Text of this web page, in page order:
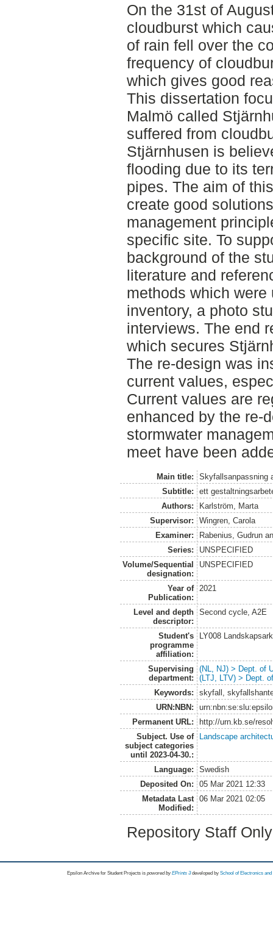
On the 31st of
cloudburst which
of rain fell over the
frequency of
which gives good
This dissertation
Malmö called
suffered from
Stjärnhusen is
flooding due to its
pipes. The aim of
create good
management
specific site. To
background of the
literature and
methods which
inventory, a photo
interviews. The end
which secures
The re-design was
current values,
Current values are
enhanced by the re-
stormwater
meet have been
Main title:
Skyfallsanpassning
Subtitle:
ett
Authors:
Karlström, Marta
Supervisor:
Wingren, Carola
Examiner:
Rabenius, Gudrun
Series:
UNSPECIFIED
Volume/Sequential
designation:
UNSPECIFIED
Year of
Publication:
2021
Level and depth
descriptor:
Second cycle, A2E
Student's
programme
affiliation:
LY008
Supervising
department:
(NL, NJ) > Dept. of
(LTJ, LTV) > Dept.
Keywords:
skyfall,
URN:NBN:
Permanent URL:
http://urn.kb.se/
Subject. Use of
subject categories
until 2023-04-30.:
Landscape
Language:
Swedish
Deposited On:
05 Mar 2021 12:33
Metadata Last
Modified:
06 Mar 2021 02:05
Repository Staff
Epsilon Archive for Student Projects is powored byEPrints 3 developed by School of Electronics